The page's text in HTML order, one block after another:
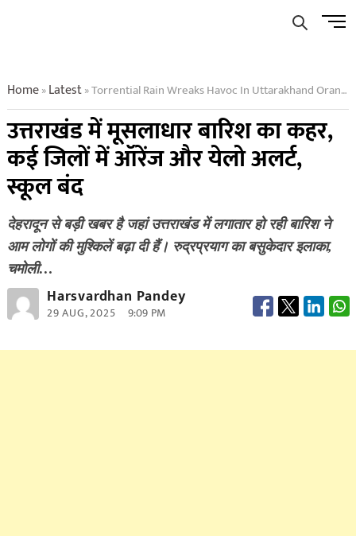
Menu
Home»Latest»Torrential Rain Wreaks Havoc In Uttarakhand Orange And Yellow Alert In Many Districts Schools Closed
उत्तराखंड में मूसलाधार बारिश का कहर,
कई जिलों में ऑरेंज और येलो अलर्ट,
स्कूल बंद
देहरादून से बड़ी खबर है जहां उत्तराखंड में लगातार हो रही बारिश ने
आम लोगों की मुश्किलें बढ़ा दी हैं। रुद्रप्रयाग का बसुकेदार इलाका,
चमोली…
Harsvardhan Pandey
29 AUG, 2025 9:09 PM